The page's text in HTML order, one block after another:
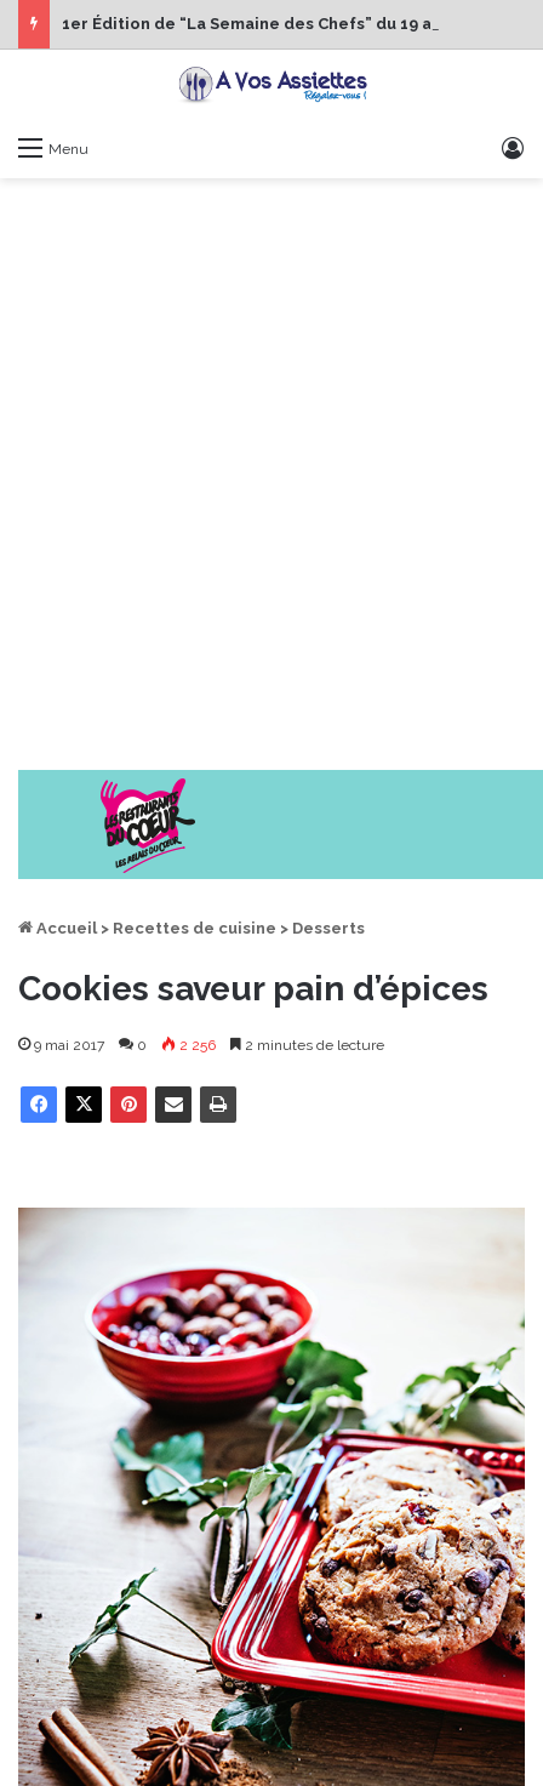
Menu
Accueil > Recettes de cuisine > Desserts
Cookies saveur pain d’épices
9 mai 2017 0 2 256 2 minutes de lecture